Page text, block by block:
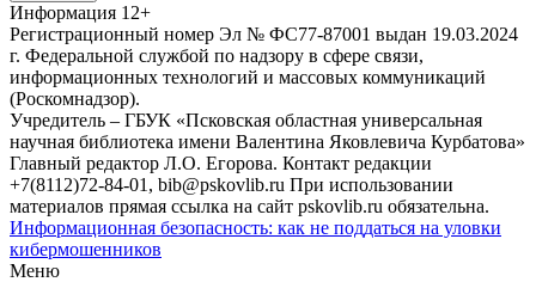
Информация 12+
Регистрационный номер Эл № ФС77-87001 выдан 19.03.2024
г. Федеральной службой по надзору в сфере связи,
информационных технологий и массовых коммуникаций
(Роскомнадзор).
Учредитель – ГБУК «Псковская областная универсальная
научная библиотека имени Валентина Яковлевича Курбатова»
Главный редактор Л.О. Егорова. Контакт редакции
+7(8112)72-84-01, bib@pskovlib.ru При использовании
материалов прямая ссылка на сайт pskovlib.ru обязательна.
Информационная безопасность: как не поддаться на уловки
кибермошенников
Меню